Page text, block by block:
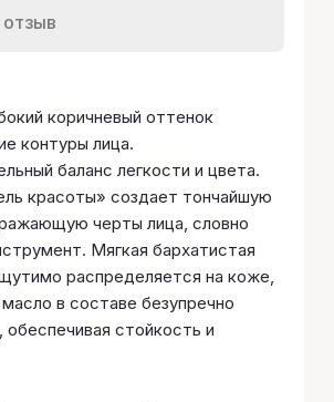
коричневый оттенок
контуры лица.
баланс легкости и цвета.
красоты» создает тончайшую
черты лица, словно
Мягкая бархатистая
распределяется на коже,
в составе безупречно
обеспечивая стойкость и